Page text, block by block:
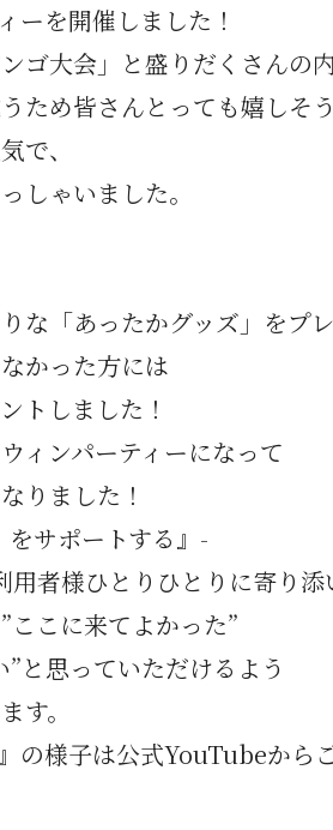
ーを開催しました！
ゴ大会」と盛りだくさんの内
ため皆さんとっても嬉しそ
で、
しゃいました。
な「あったかグッズ」をプ
かった方には
トしました！
ィンパーティーになって
りました！
サポートする』-
者様ひとりひとりに寄り添
ここに来てよかった”
と思っていただけるよう
す。
の様子は公式YouTubeから